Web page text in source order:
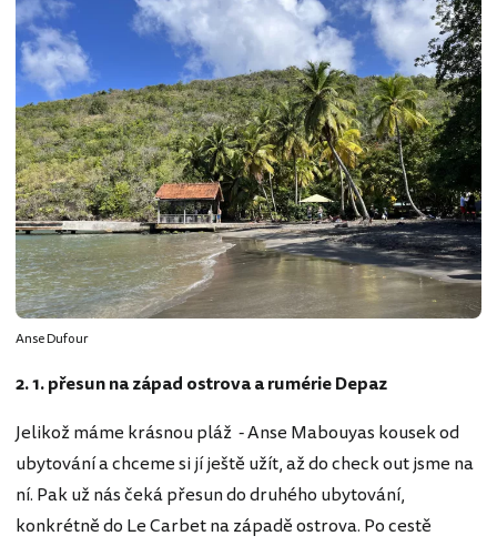
Anse Dufour
2. 1. přesun na západ ostrova a rumérie Depaz
Jelikož máme krásnou pláž - Anse Mabouyas kousek od
ubytování a chceme si jí ještě užít, až do check out jsme na
ní. Pak už nás čeká přesun do druhého ubytování,
konkrétně do Le Carbet na západě ostrova. Po cestě